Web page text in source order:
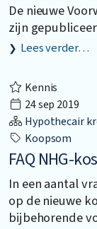
De nieuwe
zijn
Lees verder…
Kennis
24 sep 2019
Hypothecair
Koopsom
FAQ NHG-
In een aantal
op de nieuwe
bijbehorende